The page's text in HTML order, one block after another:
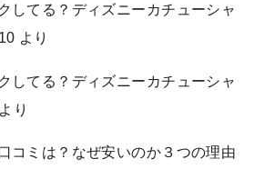
してる？ディズニーカチューシャ
より
してる？ディズニーカチューシャ
より
コミは？なぜ安いのか３つの理由